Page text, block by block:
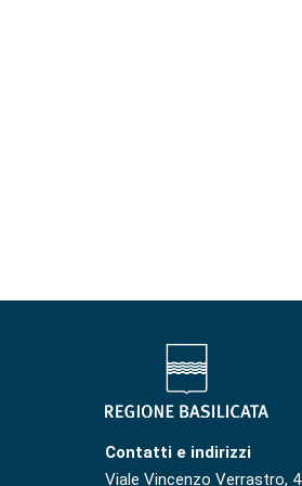
Contatti e indirizzi
Viale Vincenzo Verrastro, 4